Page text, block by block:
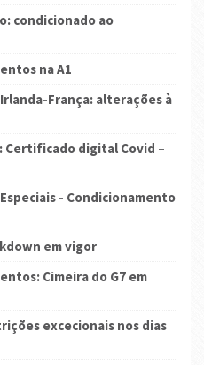
condicionado ao
na A1
França: alterações à
Certificado digital Covid –
- Condicionamento
em vigor
Cimeira do G7 em
excecionais nos dias